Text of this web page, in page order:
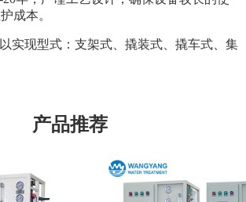
成本。
实现型式：支架式、撬装式、撬车式、集
产品推荐